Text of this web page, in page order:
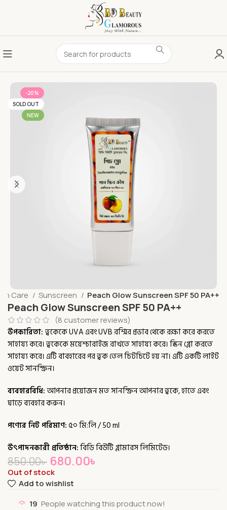
-20%
SOLD OUT
NEW
Care Sunscreen Peach Glow Sunscreen SPF 50 PA++
Peach Glow Sunscreen SPF 50 PA++
(8 customer reviews)
উপকারিতা:ত্বকেকে UVA এবং UVB রশ্মির প্রভাব থেকে রক্ষা করে করতে
সাহায্য করে। ত্বকেকে ময়েশ্চারাইজ রাখতে সাহায্য করে। স্কিন গ্লো করতে
সাহায্য করে। এটি বাবহারের পর ত্বক তেল চিটচিটে হয় না। এটি একটি লাইট
ওয়েট সানস্ক্রিন।
ব্যবহারবিধি:আপনার প্রয়োজন মত সানস্ক্রিন আপনার ত্বকে, হাতে এবং
ঘাড়ে ব্যবহার করুন।
পণ্যের নিট পরিমাণ:৫০ মি:লি / 50 ml
উৎপাদনকারী প্রতিষ্ঠান:বিডি বিউটি গ্লামারস লিমিটেড।
850.00৳ 680.00৳
Out of stock
Add to wishlist
19 People watching this product now!